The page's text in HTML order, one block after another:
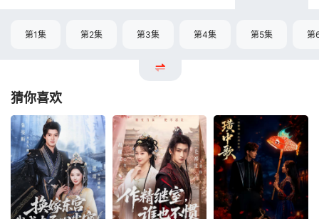
第1集 第2集 第3集 第4集 第5集 第
猜你喜欢